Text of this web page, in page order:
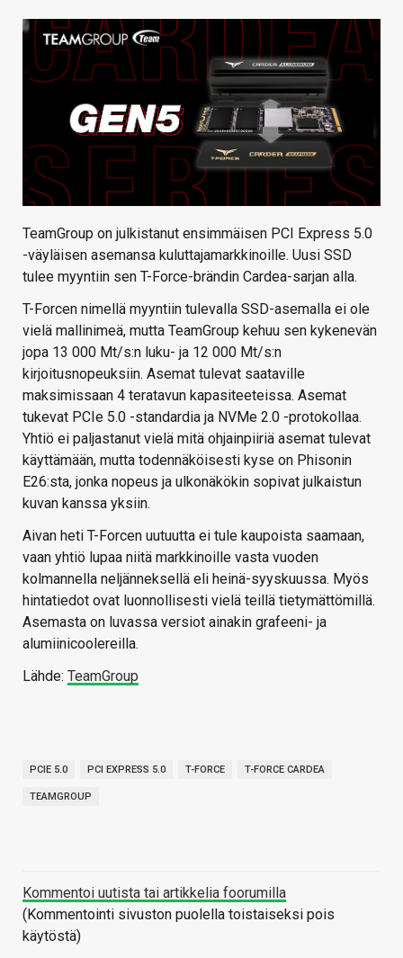
HAKU
TeamGroup on julkistanut ensimmäisen PCI Express 5.0
-väyläisen asemansa kuluttajamarkkinoille. Uusi SSD
tulee myyntiin sen T-Force-brändin Cardea-sarjan alla.
T-Forcen nimellä myyntiin tulevalla SSD-asemalla ei ole
vielä mallinimeä, mutta TeamGroup kehuu sen kykenevän
jopa 13 000 Mt/s:n luku- ja 12 000 Mt/s:n
kirjoitusnopeuksiin. Asemat tulevat saataville
maksimissaan 4 teratavun kapasiteeteissa. Asemat
tukevat PCIe 5.0 -standardia ja NVMe 2.0 -protokollaa.
Yhtiö ei paljastanut vielä mitä ohjainpiiriä asemat tulevat
käyttämään, mutta todennäköisesti kyse on Phisonin
E26:sta, jonka nopeus ja ulkonäkökin sopivat julkaistun
kuvan kanssa yksiin.
Aivan heti T-Forcen uutuutta ei tule kaupoista saamaan,
vaan yhtiö lupaa niitä markkinoille vasta vuoden
kolmannella neljänneksellä eli heinä-syyskuussa. Myös
hintatiedot ovat luonnollisesti vielä teillä tietymättömillä.
Asemasta on luvassa versiot ainakin grafeeni- ja
alumiinicoolereilla.
Lähde: TeamGroup
PCIE 5.0 PCI EXPRESS 5.0 T-FORCE T-FORCE CARDEA
TEAMGROUP
Kommentoi uutista tai artikkelia foorumilla
(Kommentointi sivuston puolella toistaiseksi pois
käytöstä)